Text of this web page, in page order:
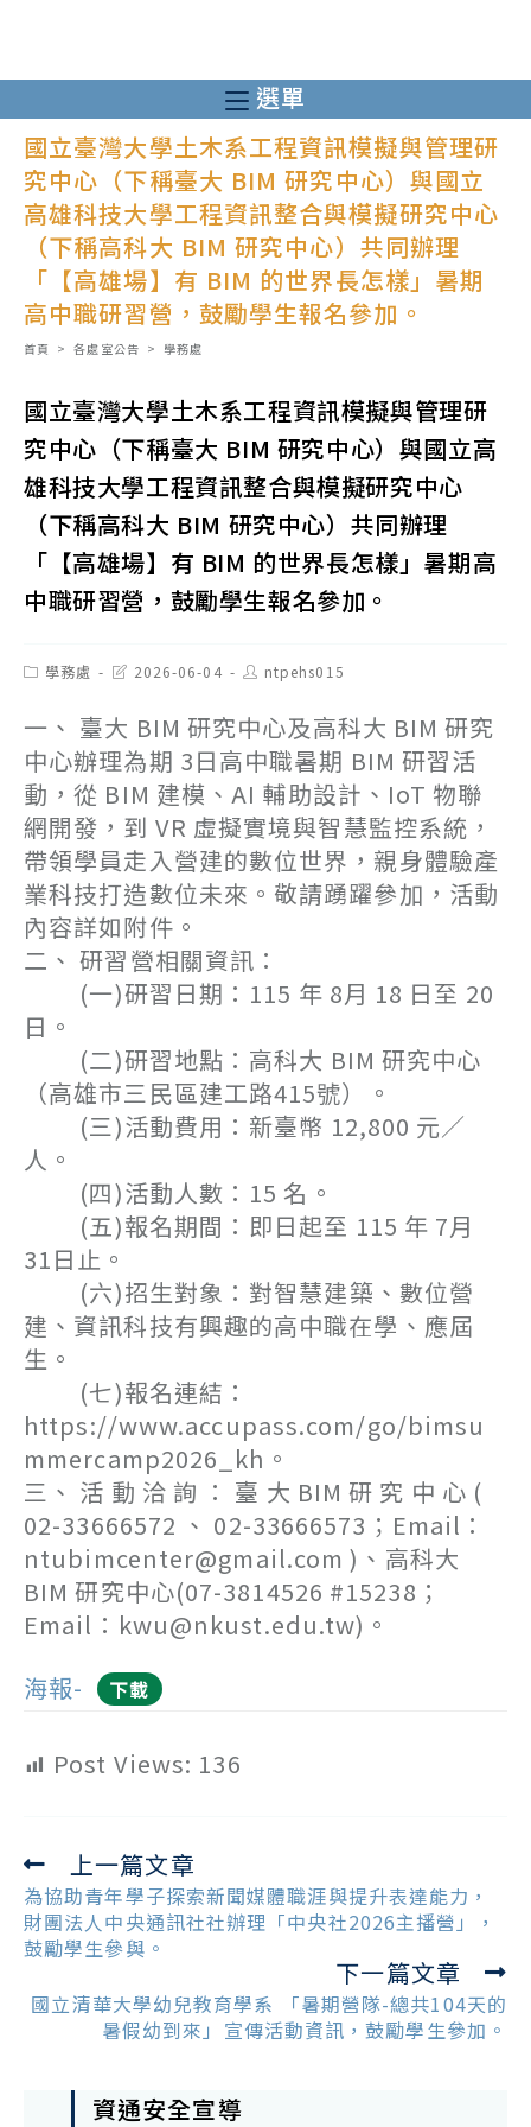
至
主
內
選單
國立臺灣大學土木系工程資訊模擬與管理研
究中心（下稱臺大 BIM 研究中心）與國立
高雄科技大學工程資訊整合與模擬研究中心
（下稱高科大 BIM 研究中心）共同辦理
「【高雄場】有 BIM 的世界長怎樣」暑期
高中職研習營，鼓勵學生報名參加。
首頁 > 各處室公告 > 學務處
國立臺灣大學土木系工程資訊模擬與管理研
究中心（下稱臺大 BIM 研究中心）與國立高
雄科技大學工程資訊整合與模擬研究中心
（下稱高科大 BIM 研究中心）共同辦理
「【高雄場】有 BIM 的世界長怎樣」暑期高
中職研習營，鼓勵學生報名參加。
Post學務處
Post2026-06-04
Post
author:
ntpehs015
一、 臺大 BIM 研究中心及高科大 BIM 研究
中心辦理為期 3日高中職暑期 BIM 研習活
動，從 BIM 建模、AI 輔助設計、IoT 物聯
網開發，到 VR 虛擬實境與智慧監控系統，
帶領學員走入營建的數位世界，親身體驗產
業科技打造數位未來。敬請踴躍參加，活動
內容詳如附件。
二、 研習營相關資訊：
(一)研習日期：115 年 8月 18 日至 20
日。
(二)研習地點：高科大 BIM 研究中心
（高雄市三民區建工路415號）。
(三)活動費用：新臺幣 12,800 元／
人。
(四)活動人數：15 名。
(五)報名期間：即日起至 115 年 7月
31日止。
(六)招生對象：對智慧建築、數位營
建、資訊科技有興趣的高中職在學、應屆
生。
(七)報名連結：
https://www.accupass.com/go/bimsu
mmercamp2026_kh。
三、 活 動 洽 詢 ： 臺 大 BIM 研 究 中 心 (
02-33666572 、 02-33666573；Email：
ntubimcenter@gmail.com )、高科大
BIM 研究中心(07-3814526 #15238；
Email：kwu@nkust.edu.tw)。
海報-
下載
Post Views: 136
Read
more
articles
上一篇文章
為協助青年學子探索新聞媒體職涯與提升表達能力，
財團法人中央通訊社社辦理「中央社2026主播營」，
鼓勵學生參與。
下一篇文章
國立清華大學幼兒教育學系 「暑期營隊-總共104天的
暑假幼到來」宣傳活動資訊，鼓勵學生參加。
資通安全宣導